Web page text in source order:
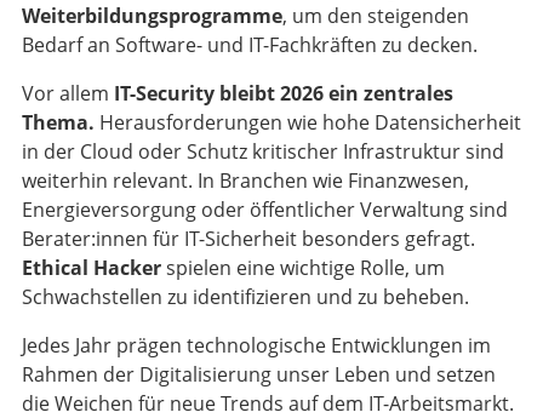
Weiterbildungsprogramme, um den steigenden
Bedarf an Software- und IT-Fachkräften zu decken.
Vor allem IT-Security bleibt 2026 ein zentrales
Thema. Herausforderungen wie hohe Datensicherheit
in der Cloud oder Schutz kritischer Infrastruktur sind
weiterhin relevant. In Branchen wie Finanzwesen,
Energieversorgung oder öffentlicher Verwaltung sind
Berater:innen für IT-Sicherheit besonders gefragt.
Ethical Hacker spielen eine wichtige Rolle, um
Schwachstellen zu identifizieren und zu beheben.
Jedes Jahr prägen technologische Entwicklungen im
Rahmen der Digitalisierung unser Leben und setzen
die Weichen für neue Trends auf dem IT-Arbeitsmarkt.